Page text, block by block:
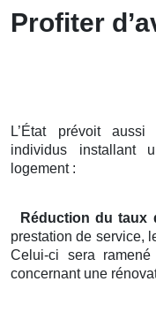
Profiter
L’État prévoit
individus installant
logement :
Réduction du taux
prestation de service,
Celui-ci sera
concernant une